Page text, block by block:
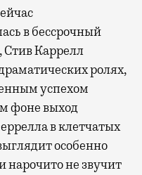
в бессрочный
Стив Каррелл
ролях,
успехом
фоне выход
в клетчатых
особенно
нарочито не звучит